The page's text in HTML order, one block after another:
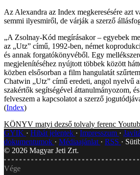
Az Alexandra az Index megkeresésére azt
semmi ilyesmiről, de várják a szerző
„A Zsolnay-Kód megírásakor – egyebek
az „Utz” című, 1992-ben, német
és annak forgatókönyvéből. Egy
megjelenítéséhez nyújtott többek között
közben elsősorban a film hangulatát
Chatwin „Utz” című eredeti, angol nyelvű
szakértők segítségével áttanulmányozom,
felveszem a kapcsolatot a szerző
(Index)
KÖNYV matyi dezső tolvaly ferenc
GYIK
Hibát jelentek Impresszum
dokumentumok
Médiaajánlat RSS
© 2026 Magyar Jeti Zrt.
Vége